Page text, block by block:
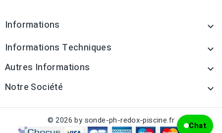
Informations 
Informations Techniques 
Autres Informations 
Notre Société 
© 2026 by sonde-ph-redox-piscine.fr Chat